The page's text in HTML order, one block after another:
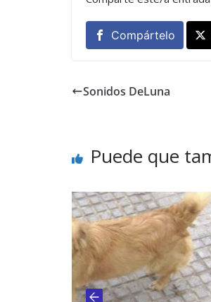
Compártelo
Sonidos DeLuna
Puede que